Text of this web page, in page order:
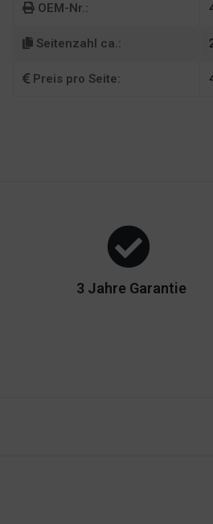
OEM-Nr.:
Seitenzahl ca.:
Preis pro Seite:
3 Jahre Garantie